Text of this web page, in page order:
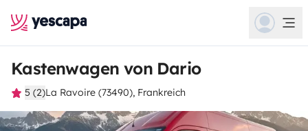
Kastenwagen von Dario
5 (2)La Ravoire (73490), Frankreich